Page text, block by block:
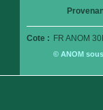
Cote : FR ANOM
© ANOM